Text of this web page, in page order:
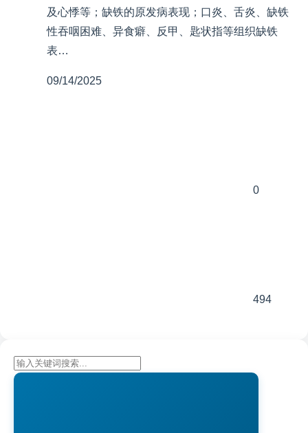
及心悸等；缺铁的原发病表现；口炎、舌炎、缺铁
性吞咽困难、异食癖、反甲、匙状指等组织缺铁
表…
09/14/2025
0
494